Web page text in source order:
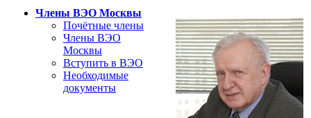
Члены ВЭО Москвы
Почётные члены
Члены ВЭО
Москвы
Вступить в ВЭО
Необходимые
документы